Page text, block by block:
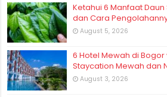
Ketahui 6 Manfaat
dan Cara
August 5, 2026
6 Hotel Mewah di
Staycation Mewah dan
August 3, 2026